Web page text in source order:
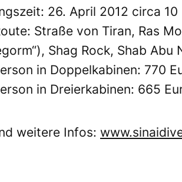
26. April 2012 circa 10
Straße von Tiran, Ras
Shag Rock, Shab
in Doppelkabinen: 770
in Dreierkabinen: 665
weitere Infos: